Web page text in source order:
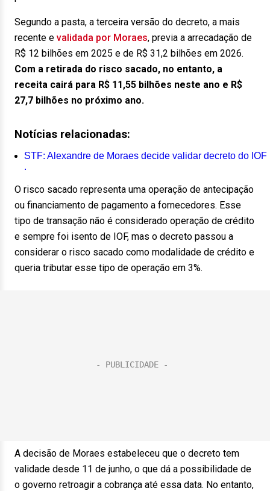
Segundo a pasta, a terceira versão do decreto, a mais
recente e validada por Moraes, previa a arrecadação de
R$ 12 bilhões em 2025 e de R$ 31,2 bilhões em 2026.
Com a retirada do risco sacado, no entanto, a
receita cairá para R$ 11,55 bilhões neste ano e R$
27,7 bilhões no próximo ano.
Notícias relacionadas:
STF: Alexandre de Moraes decide validar decreto do IOF
.
O risco sacado representa uma operação de antecipação
ou financiamento de pagamento a fornecedores. Esse
tipo de transação não é considerado operação de crédito
e sempre foi isento de IOF, mas o decreto passou a
considerar o risco sacado como modalidade de crédito e
queria tributar esse tipo de operação em 3%.
A decisão de Moraes estabeleceu que o decreto tem
validade desde 11 de junho, o que dá a possibilidade de
o governo retroagir a cobrança até essa data. No entanto,